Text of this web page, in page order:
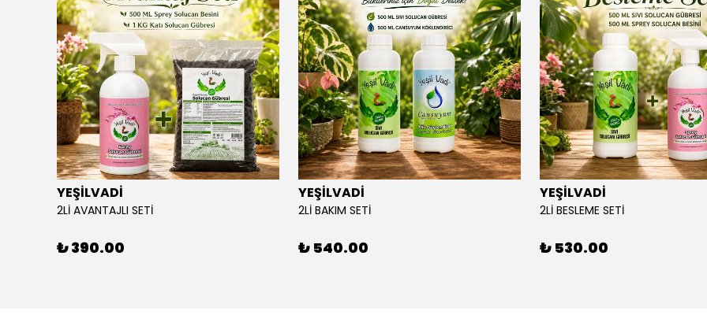
YEŞİLVADİ
2Lİ AVANTAJLI SETİ
₺ 390.00
YEŞİLVADİ
2Lİ BAKIM SETİ
₺ 540.00
YEŞİLVADİ
2Lİ BESLEME SETİ
₺ 530.00